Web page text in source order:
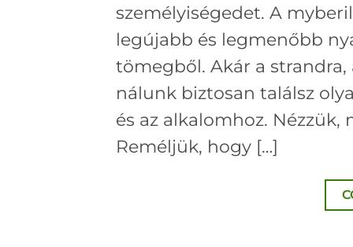
személyiségedet. A
legújabb és legmenőbb
tömegből. Akár a strandra,
nálunk biztosan találsz
és az alkalomhoz.
Reméljük, hogy […]